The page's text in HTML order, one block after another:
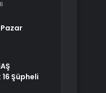
Şüpheli